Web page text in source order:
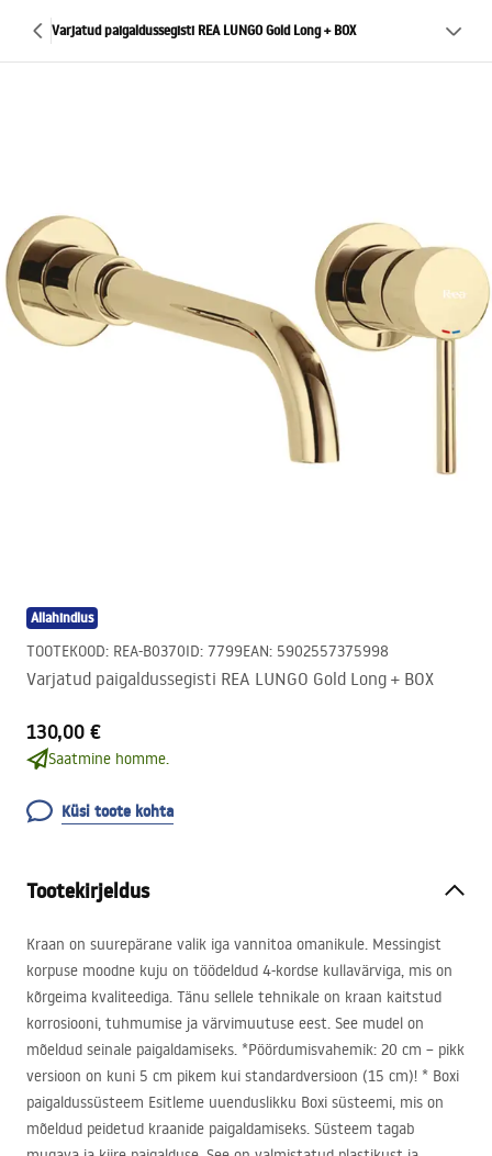
Varjatud paigaldussegisti REA LUNGO Gold Long + BOX
Allahindlus
TOOTEKOOD: REA-B0370ID: 7799EAN: 5902557375998
Varjatud paigaldussegisti REA LUNGO Gold Long + BOX
130,00 €
Saatmine homme.
Küsi toote kohta
Tootekirjeldus
Kraan on suurepärane valik iga vannitoa omanikule. Messingist
korpuse moodne kuju on töödeldud 4-kordse kullavärviga, mis on
kõrgeima kvaliteediga. Tänu sellele tehnikale on kraan kaitstud
korrosiooni, tuhmumise ja värvimuutuse eest. See mudel on
mõeldud seinale paigaldamiseks. *Pöördumisvahemik: 20 cm – pikk
versioon on kuni 5 cm pikem kui standardversioon (15 cm)! * Boxi
paigaldussüsteem Esitleme uuenduslikku Boxi süsteemi, mis on
mõeldud peidetud kraanide paigaldamiseks. Süsteem tagab